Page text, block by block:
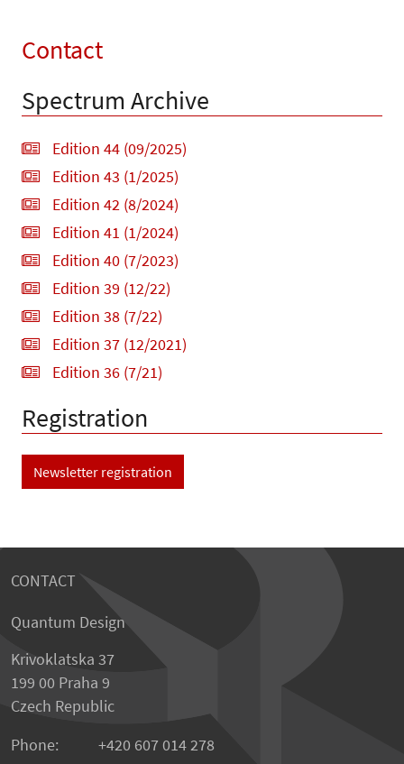
Contact
Spectrum Archive
Edition 44 (09/2025)
Edition 43 (1/2025)
Edition 42 (8/2024)
Edition 41 (1/2024)
Edition 40 (7/2023)
Edition 39 (12/22)
Edition 38 (7/22)
Edition 37 (12/2021)
Edition 36 (7/21)
Registration
Newsletter registration
CONTACT
Quantum Design
Krivoklatska 37
199 00 Praha 9
Czech Republic
Phone:
+420 607 014 278